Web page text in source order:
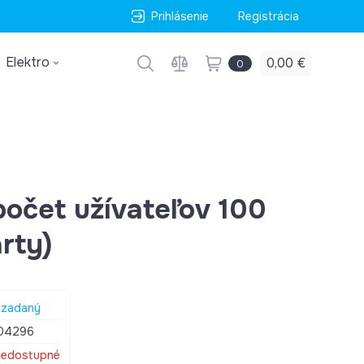
Prihlásenie Registrácia
Elektro 0 0,00 €
užívateľov 100